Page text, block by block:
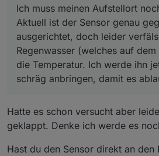
Ich muss meinen Aufstellort
Aktuell ist der Sensor genau
ausgerichtet, doch leider
Regenwasser (welches auf
die Temperatur. Ich werde ihn
schräg anbringen, damit es
Hatte es schon versucht aber
geklappt. Denke ich werde es
Hast du den Sensor direkt an den